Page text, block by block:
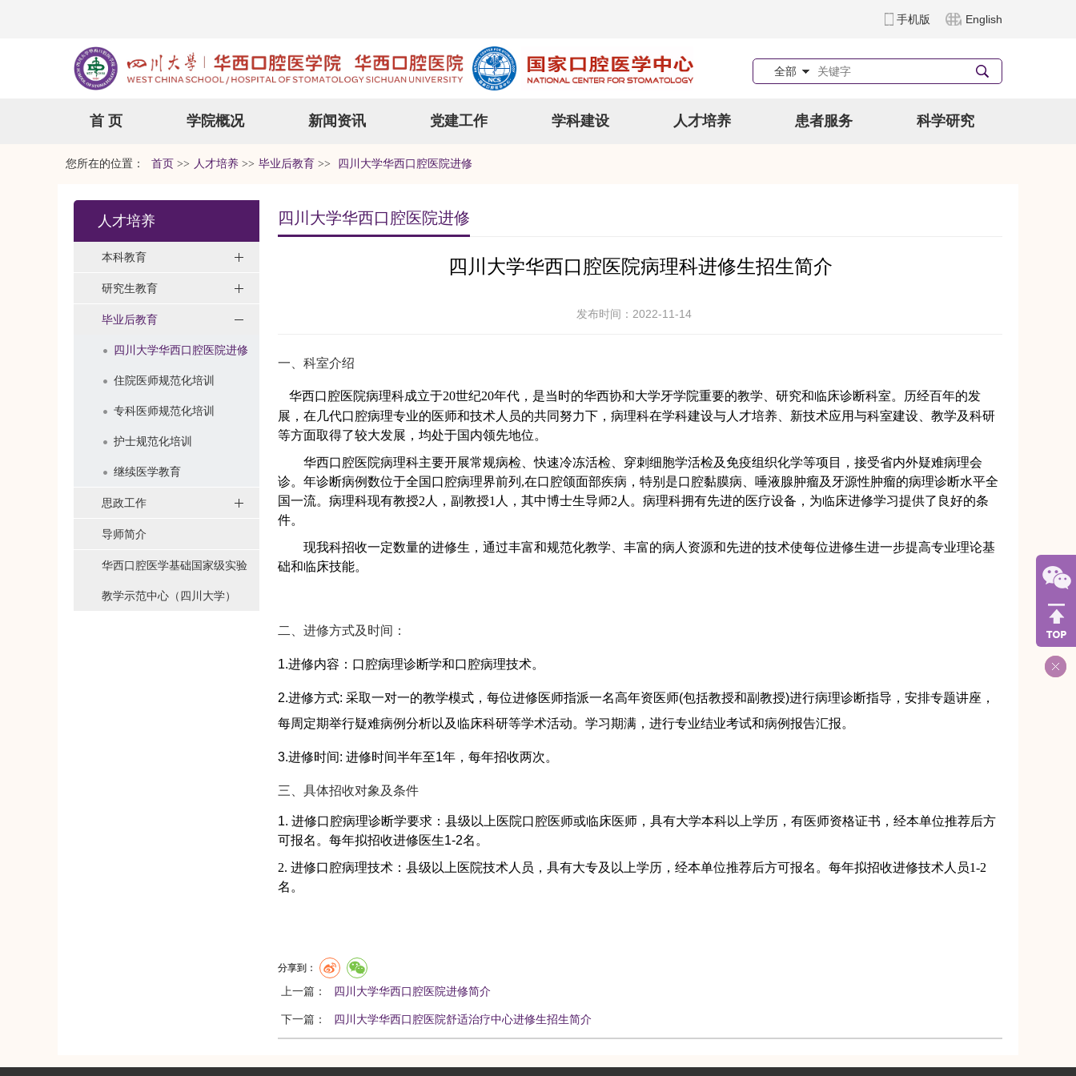
手机版 English
全部
首 页 学院概况 新闻资讯 党建工作 学科建设 人才培养 患者服务 科学研究
您所在的位置： 首页 >> 人才培养 >> 毕业后教育 >> 四川大学华西口腔医院进修
人才培养
本科教育
研究生教育
毕业后教育
四川大学华西口腔医院进修
住院医师规范化培训
专科医师规范化培训
护士规范化培训
继续医学教育
思政工作
导师简介
华西口腔医学基础国家级实验
教学示范中心（四川大学）
四川大学华西口腔医院进修
四川大学华西口腔医院病理科进修生招生简介
发布时间：2022-11-14
一、科室介绍
华西口腔医院病理科成立于20世纪20年代，是当时的华西协和大学牙学院重要的教学、研究和临床诊断科室。历经百年的发
展，在几代口腔病理专业的医师和技术人员的共同努力下，病理科在学科建设与人才培养、新技术应用与科室建设、教学及科研
等方面取得了较大发展，均处于国内领先地位。
华西口腔医院病理科主要开展常规病检、快速冷冻活检、穿刺细胞学活检及免疫组织化学等项目，接受省内外疑难病理会
诊。年诊断病例数位于全国口腔病理界前列,在口腔颌面部疾病，特别是口腔黏膜病、唾液腺肿瘤及牙源性肿瘤的病理诊断水平全
国一流。病理科现有教授2人，副教授1人，其中博士生导师2人。病理科拥有先进的医疗设备，为临床进修学习提供了良好的条
件。
现我科招收一定数量的进修生，通过丰富和规范化教学、丰富的病人资源和先进的技术使每位进修生进一步提高专业理论基
础和临床技能。
二、进修方式及时间：
1.进修内容：口腔病理诊断学和口腔病理技术。
2.进修方式: 采取一对一的教学模式，每位进修医师指派一名高年资医师(包括教授和副教授)进行病理诊断指导，安排专题讲座，
每周定期举行疑难病例分析以及临床科研等学术活动。学习期满，进行专业结业考试和病例报告汇报。
3.进修时间: 进修时间半年至1年，每年招收两次。
三、具体招收对象及条件
1.进修口腔病理诊断学要求：县级以上医院口腔医师或临床医师，具有大学本科以上学历，有医师资格证书，经本单位推荐后方
可报名。每年拟招收进修医生1-2名。
2.进修口腔病理技术：县级以上医院技术人员，具有大专及以上学历，经本单位推荐后方可报名。每年拟招收进修技术人员1-2
名。
分享到：
上一篇： 四川大学华西口腔医院进修简介
下一篇： 四川大学华西口腔医院舒适治疗中心进修生招生简介